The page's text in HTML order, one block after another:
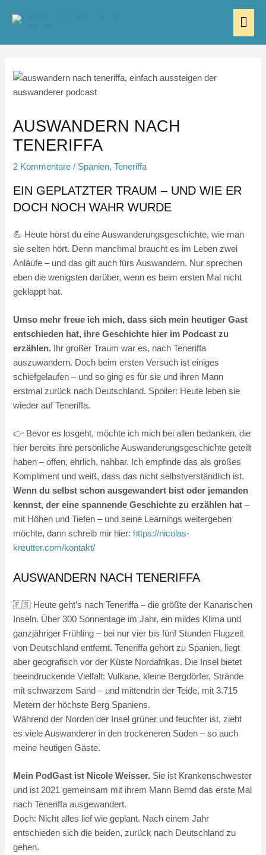
Inhalt
AUSWANDERN NACH
TENERIFFA
2 Kommentare / Spanien,Teneriffa
EIN GEPLATZTER TRAUM – UND WIE ER
DOCH NOCH WAHR WURDE
💪 Heute hörst du eine Auswanderungsgeschichte, wie man
sie selten hört. Denn manchmal braucht es im Leben zwei
Anläufe – und das gilt auch fürs Auswandern. Nur sprechen
eben die wenigsten darüber, wenn es beim ersten Mal nicht
geklappt hat.
Umso mehr freue ich mich, dass sich mein heutiger Gast
entschieden hat, ihre Geschichte hier im Podcast zu
erzählen. Ihr großer Traum war es, nach Teneriffa
auszuwandern. Doch beim ersten Versuch ist einiges
schiefgelaufen – und so ging es für sie und ihren Mann
erstmal zurück nach Deutschland. Spoiler: Heute leben sie
wieder auf Teneriffa.
👉 Bevor es losgeht, möchte ich mich bei allen bedanken, die
hier bereits ihre persönliche Auswanderungsgeschichte geteilt
haben – offen, ehrlich, nahbar. Ich empfinde das als großes
Kompliment und weiß, dass das nicht selbstverständlich ist.
Wenn du selbst schon ausgewandert bist oder jemanden
kennst, der eine spannende Geschichte zu erzählen hat –
mit Höhen und Tiefen – und seine Learnings weitergeben
möchte, dann schreib mir hier: https://nicolas-
kreutter.com/kontakt/
AUSWANDERN NACH TENERIFFA
🇪🇸 Heute geht’s nach Teneriffa – die größte der Kanarischen
Inseln. Über 300 Sonnentage im Jahr, ein mildes Klima und
ganzjähriger Frühling – bei nur vier bis fünf Stunden Flugzeit
von Deutschland entfernt. Teneriffa gehört zu Spanien, liegt
aber geografisch vor der Küste Nordafrikas. Die Insel bietet
beeindruckende Vielfalt: Vulkane, kleine Bergdörfer, Strände
mit schwarzem Sand – und mittendrin der Teide, mit 3.715
Metern der höchste Berg Spaniens.
Während der Norden der Insel grüner und feuchter ist, zieht
es viele Auswanderer in den trockeneren Süden – so auch
meine heutigen Gäste.
Mein PodGast ist Nicole Weisser. Sie ist Krankenschwester
und ist 2021 gemeinsam mit ihrem Mann Bernd das erste Mal
nach Teneriffa ausgewandert.
Doch: Nicht alles lief wie geplant. Nach einem Jahr
entschieden sich die beiden, zurück nach Deutschland zu
gehen.